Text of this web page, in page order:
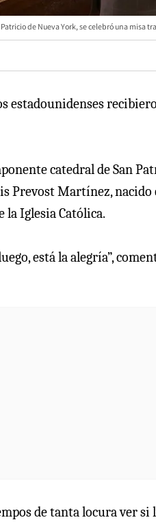
de Nueva York, se celebró una misa
estadounidenses
catedral de San
Prevost Martínez, nacido
la Iglesia Católica.
está la alegría”,
de tanta locura ver